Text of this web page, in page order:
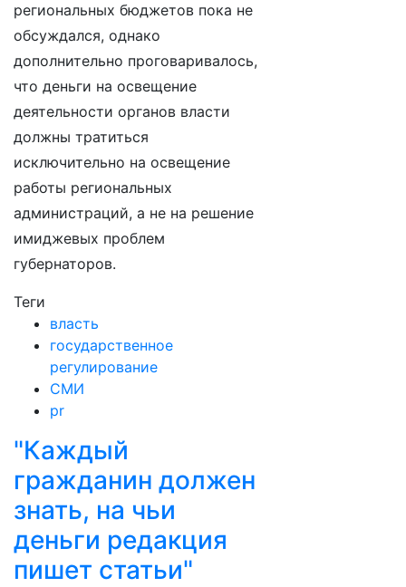
региональных бюджетов пока не
обсуждался, однако
дополнительно проговаривалось,
что деньги на освещение
деятельности органов власти
должны тратиться
исключительно на освещение
работы региональных
администраций, а не на решение
имиджевых проблем
губернаторов.
Теги
власть
государственное
регулирование
СМИ
pr
"Каждый
гражданин должен
знать, на чьи
деньги редакция
пишет статьи"